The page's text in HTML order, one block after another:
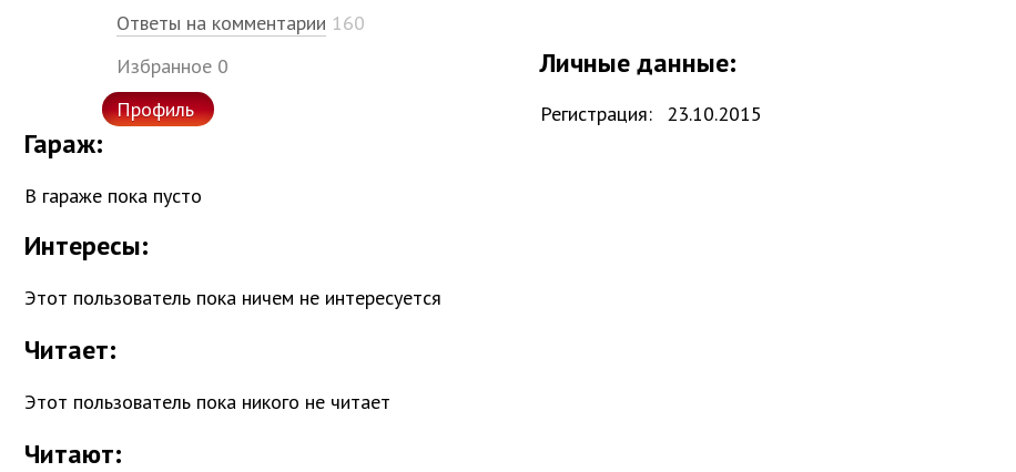
Ответы на комментарии 160
Избранное 0
Профиль
Личные данные:
Регистрация: 23.10.2015
Гараж:
В гараже пока пусто
Интересы:
Этот пользователь пока ничем не интересуется
Читает:
Этот пользователь пока никого не читает
Читают: